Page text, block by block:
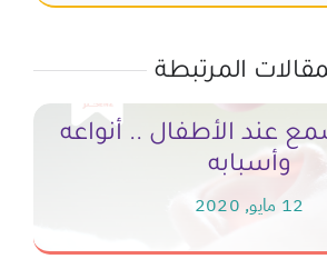
المرتبطة
عند الأطفال .. أنواعه
وأسبابه
12 مايو, 2020